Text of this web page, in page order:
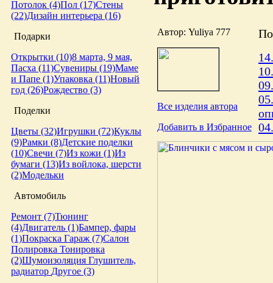
Потолок (4)Пол (17)Стены
(22)Дизайн интерьера (16)
Подарки
Открытки (10)8 марта, 9 мая,
Пасха (11)Сувениры (19)Маме
и Папе (1)Упаковка (11)Новый
год (26)Рождество (3)
Поделки
Цветы (32)Игрушки (72)Куклы
(9)Рамки (8)Детские поделки
(10)Свечи (7)Из кожи (1)Из
бумаги (13)Из войлока, шерсти
(2)Модельки
Автомобиль
Ремонт (7)Тюнинг
(4)Двигатель (1)Бампер, фары
(1)Покраска Гараж (7)Салон
Полировка Тонировка
(2)Шумоизоляция Глушитель,
радиатор Другое (3)
Автор: Yuliya 777
Все изделия автора
Добавить в Избранное